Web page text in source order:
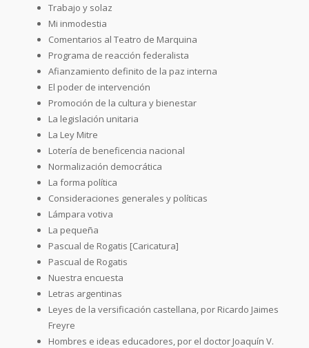
Trabajo y solaz
Mi inmodestia
Comentarios al Teatro de Marquina
Programa de reacción federalista
Afianzamiento definito de la paz interna
El poder de intervención
Promoción de la cultura y bienestar
La legislación unitaria
La Ley Mitre
Lotería de beneficencia nacional
Normalización democrática
La forma política
Consideraciones generales y políticas
Lámpara votiva
La pequeña
Pascual de Rogatis [Caricatura]
Pascual de Rogatis
Nuestra encuesta
Letras argentinas
Leyes de la versificación castellana, por Ricardo Jaimes
Freyre
Hombres e ideas educadores, por el doctor Joaquín V.